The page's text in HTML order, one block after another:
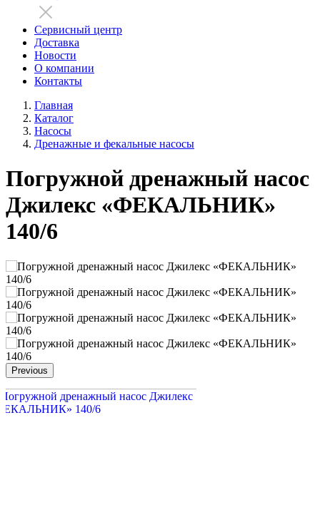
Сервисный центр
Доставка
Новости
О компании
Контакты
Главная
Каталог
Насосы
Дренажные и фекальные насосы
Погружной дренажный насос
Джилекс «ФЕКАЛЬНИК»
140/6
Previous